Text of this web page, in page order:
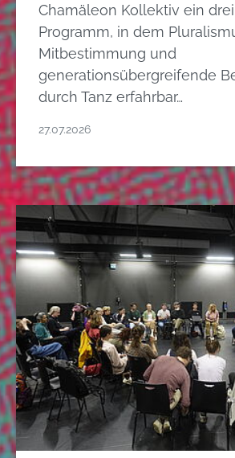
Chamäleon Kollektiv ein
Programm, in dem
Mitbestimmung und
generationsübergreifende
durch Tanz erfahrbar…
27.07.2026